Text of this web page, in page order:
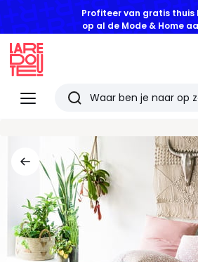
Profiteer van gratis thuis
op al de Mode & Home
Menu
Redoute
Zoeken
bekeken
artikelen